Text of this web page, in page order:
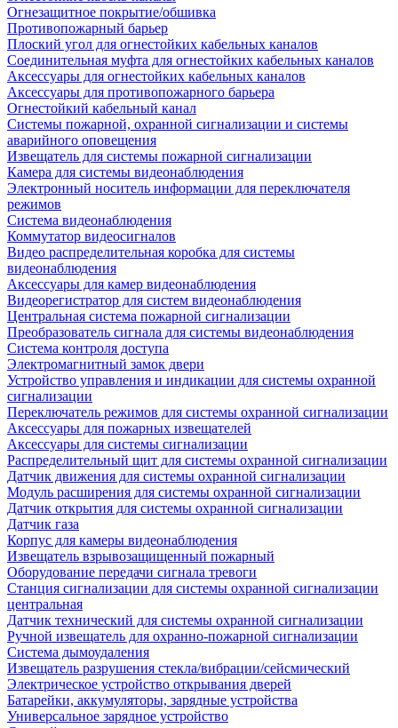
Огнезащитное покрытие/обшивка
Противопожарный барьер
Плоский угол для огнестойких кабельных каналов
Соединительная муфта для огнестойких кабельных каналов
Аксессуары для огнестойких кабельных каналов
Аксессуары для противопожарного барьера
Огнестойкий кабельный канал
Системы пожарной, охранной сигнализации и системы
аварийного оповещения
Извещатель для системы пожарной сигнализации
Камера для системы видеонаблюдения
Электронный носитель информации для переключателя
режимов
Система видеонаблюдения
Коммутатор видеосигналов
Видео распределительная коробка для системы
видеонаблюдения
Аксессуары для камер видеонаблюдения
Видеорегистратор для систем видеонаблюдения
Центральная система пожарной сигнализации
Преобразователь сигнала для системы видеонаблюдения
Система контроля доступа
Электромагнитный замок двери
Устройство управления и индикации для системы охранной
сигнализации
Переключатель режимов для системы охранной сигнализации
Аксессуары для пожарных извещателей
Аксессуары для системы сигнализации
Распределительный щит для системы охранной сигнализации
Датчик движения для системы охранной сигнализации
Модуль расширения для системы охранной сигнализации
Датчик открытия для системы охранной сигнализации
Датчик газа
Корпус для камеры видеонаблюдения
Извещатель взрывозащищенный пожарный
Оборудование передачи сигнала тревоги
Станция сигнализации для системы охранной сигнализации
центральная
Датчик технический для системы охранной сигнализации
Ручной извещатель для охранно-пожарной сигнализации
Система дымоудаления
Извещатель разрушения стекла/вибрации/сейсмический
Электрическое устройство открывания дверей
Батарейки, аккумуляторы, зарядные устройства
Универсальное зарядное устройство